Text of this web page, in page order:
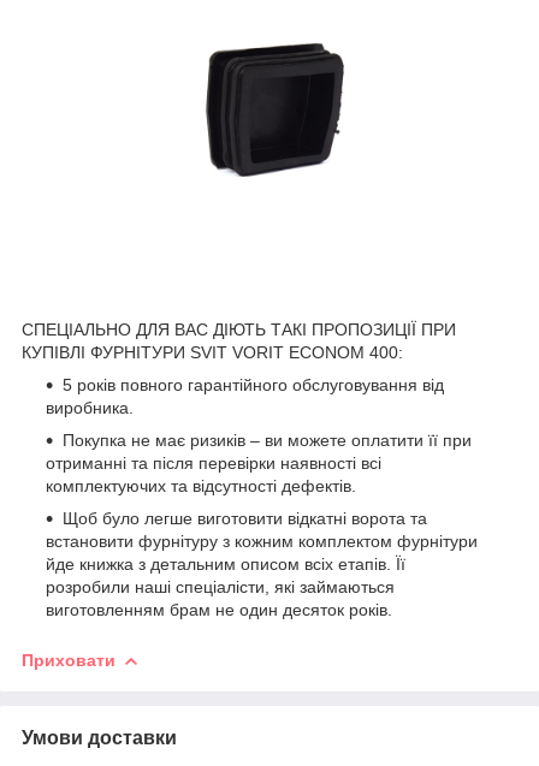
СПЕЦІАЛЬНО ДЛЯ ВАС ДІЮТЬ ТАКІ ПРОПОЗИЦІЇ ПРИ
КУПІВЛІ ФУРНІТУРИ SVIT VORIT ECONOM 400:
5 років повного гарантійного обслуговування від
виробника.
Покупка не має ризиків – ви можете оплатити її при
отриманні та після перевірки наявності всі
комплектуючих та відсутності дефектів.
Щоб було легше виготовити відкатні ворота та
встановити фурнітуру з кожним комплектом фурнітури
йде книжка з детальним описом всіх етапів. Її
розробили наші спеціалісти, які займаються
виготовленням брам не один десяток років.
Приховати
Умови доставки